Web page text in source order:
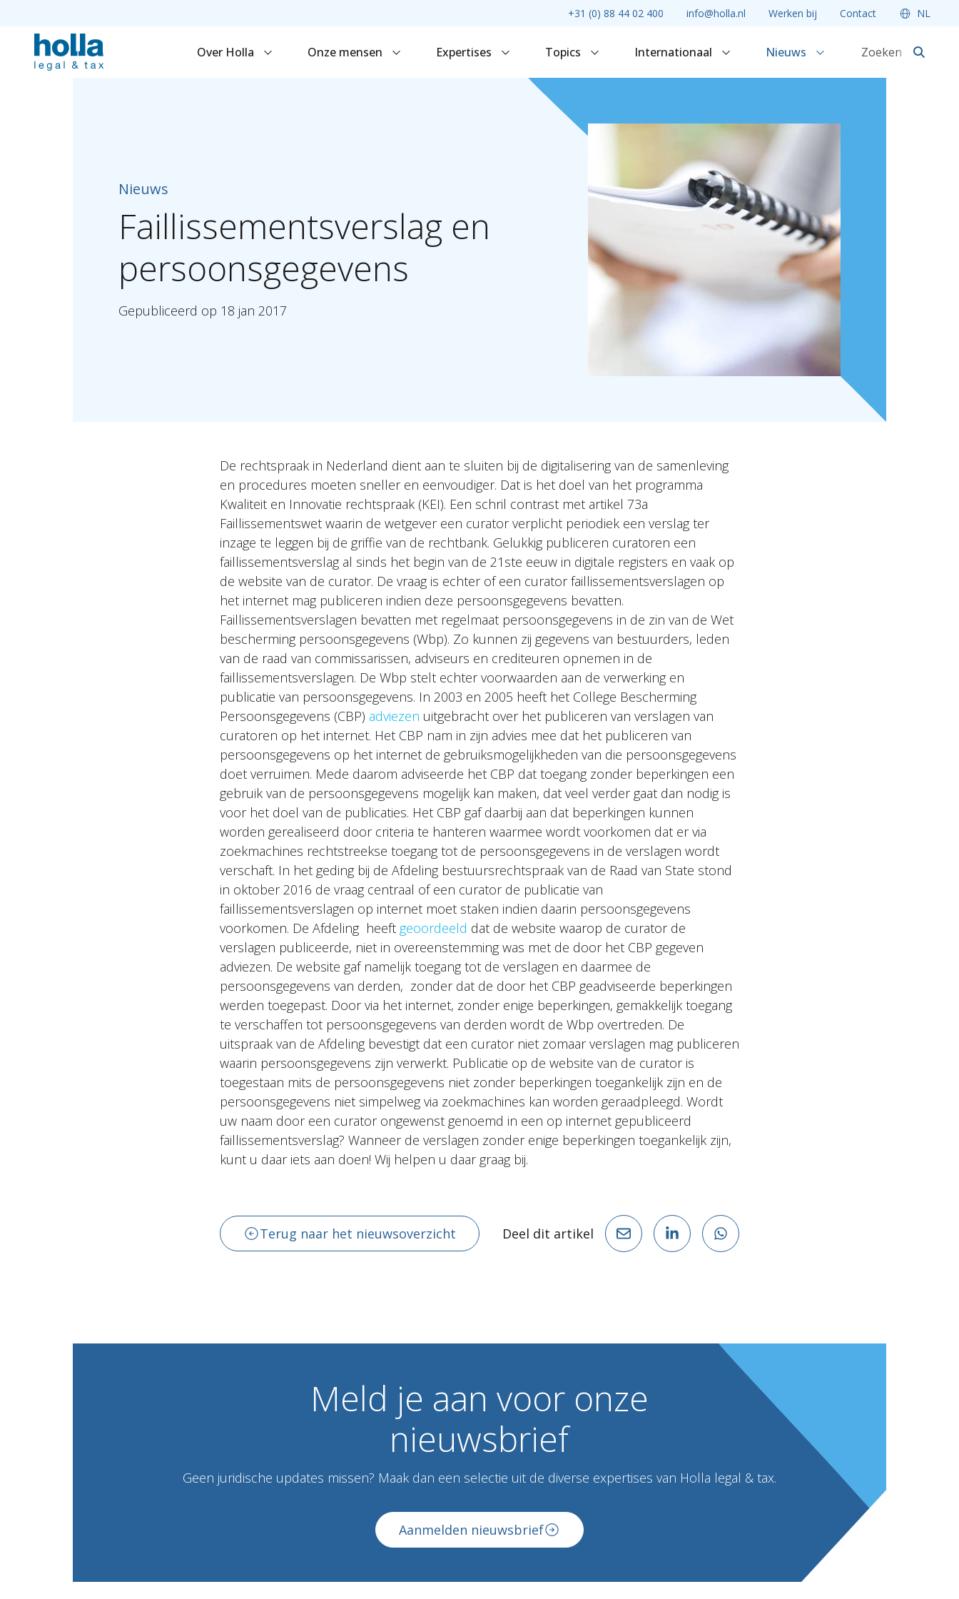
+31 (0) 88 44 02 400 info@holla.nl Werken bij Contact NL
Over Holla Onze mensen Expertises Topics Internationaal Nieuws
Nieuws
Faillissementsverslag en
persoonsgegevens
Gepubliceerd op 18 jan 2017
De rechtspraak in Nederland dient aan te sluiten bij de digitalisering van de samenleving
en procedures moeten sneller en eenvoudiger. Dat is het doel van het programma
Kwaliteit en Innovatie rechtspraak (KEI). Een schril contrast met artikel 73a
Faillissementswet waarin de wetgever een curator verplicht periodiek een verslag ter
inzage te leggen bij de griffie van de rechtbank. Gelukkig publiceren curatoren een
faillissementsverslag al sinds het begin van de 21ste eeuw in digitale registers en vaak op
de website van de curator. De vraag is echter of een curator faillissementsverslagen op
het internet mag publiceren indien deze persoonsgegevens bevatten.
Faillissementsverslagen bevatten met regelmaat persoonsgegevens in de zin van de Wet
bescherming persoonsgegevens (Wbp). Zo kunnen zij gegevens van bestuurders, leden
van de raad van commissarissen, adviseurs en crediteuren opnemen in de
faillissementsverslagen. De Wbp stelt echter voorwaarden aan de verwerking en
publicatie van persoonsgegevens. In 2003 en 2005 heeft het College Bescherming
Persoonsgegevens (CBP) adviezen uitgebracht over het publiceren van verslagen van
curatoren op het internet. Het CBP nam in zijn advies mee dat het publiceren van
persoonsgegevens op het internet de gebruiksmogelijkheden van die persoonsgegevens
doet verruimen. Mede daarom adviseerde het CBP dat toegang zonder beperkingen een
gebruik van de persoonsgegevens mogelijk kan maken, dat veel verder gaat dan nodig is
voor het doel van de publicaties. Het CBP gaf daarbij aan dat beperkingen kunnen
worden gerealiseerd door criteria te hanteren waarmee wordt voorkomen dat er via
zoekmachines rechtstreekse toegang tot de persoonsgegevens in de verslagen wordt
verschaft. In het geding bij de Afdeling bestuursrechtspraak van de Raad van State stond
in oktober 2016 de vraag centraal of een curator de publicatie van
faillissementsverslagen op internet moet staken indien daarin persoonsgegevens
voorkomen. De Afdeling heeft geoordeeld dat de website waarop de curator de
verslagen publiceerde, niet in overeenstemming was met de door het CBP gegeven
adviezen. De website gaf namelijk toegang tot de verslagen en daarmee de
persoonsgegevens van derden, zonder dat de door het CBP geadviseerde beperkingen
werden toegepast. Door via het internet, zonder enige beperkingen, gemakkelijk toegang
te verschaffen tot persoonsgegevens van derden wordt de Wbp overtreden. De
uitspraak van de Afdeling bevestigt dat een curator niet zomaar verslagen mag publiceren
waarin persoonsgegevens zijn verwerkt. Publicatie op de website van de curator is
toegestaan mits de persoonsgegevens niet zonder beperkingen toegankelijk zijn en de
persoonsgegevens niet simpelweg via zoekmachines kan worden geraadpleegd. Wordt
uw naam door een curator ongewenst genoemd in een op internet gepubliceerd
faillissementsverslag? Wanneer de verslagen zonder enige beperkingen toegankelijk zijn,
kunt u daar iets aan doen! Wij helpen u daar graag bij.
Terug naar het nieuwsoverzicht Deel dit artikel
Meld je aan voor onze
nieuwsbrief
Geen juridische updates missen? Maak dan een selectie uit de diverse expertises van Holla legal & tax.
Aanmelden nieuwsbrief